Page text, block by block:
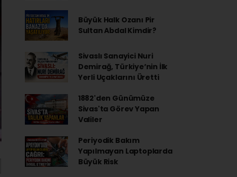
Büyük Halk Ozanı Pir
Sultan Abdal Kimdir?
Sivaslı Sanayici Nuri
Demirağ, Türkiye’nin İlk
Yerli Uçaklarını Üretti
1882'den Günümüze
Sivas'ta Görev Yapan
Valiler
Periyodik Bakım
Yapılmayan Laptoplarda
Büyük Risk